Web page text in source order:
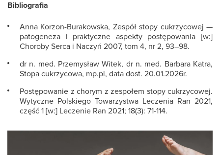
Bibliografia
Anna Korzon-Burakowska, Zespół stopy cukrzycowej —
patogeneza i praktyczne aspekty postępowania [w:]
Choroby Serca i Naczyń 2007, tom 4, nr 2, 93–98.
dr n. med. Przemysław Witek, dr n. med. Barbara Katra,
Stopa cukrzycowa, mp.pl, data dost. 20.01.2026r.
Postępowanie z chorym z zespołem stopy cukrzycowej.
Wytyczne Polskiego Towarzystwa Leczenia Ran 2021,
część 1 [w:] Leczenie Ran 2021; 18(3): 71-114.